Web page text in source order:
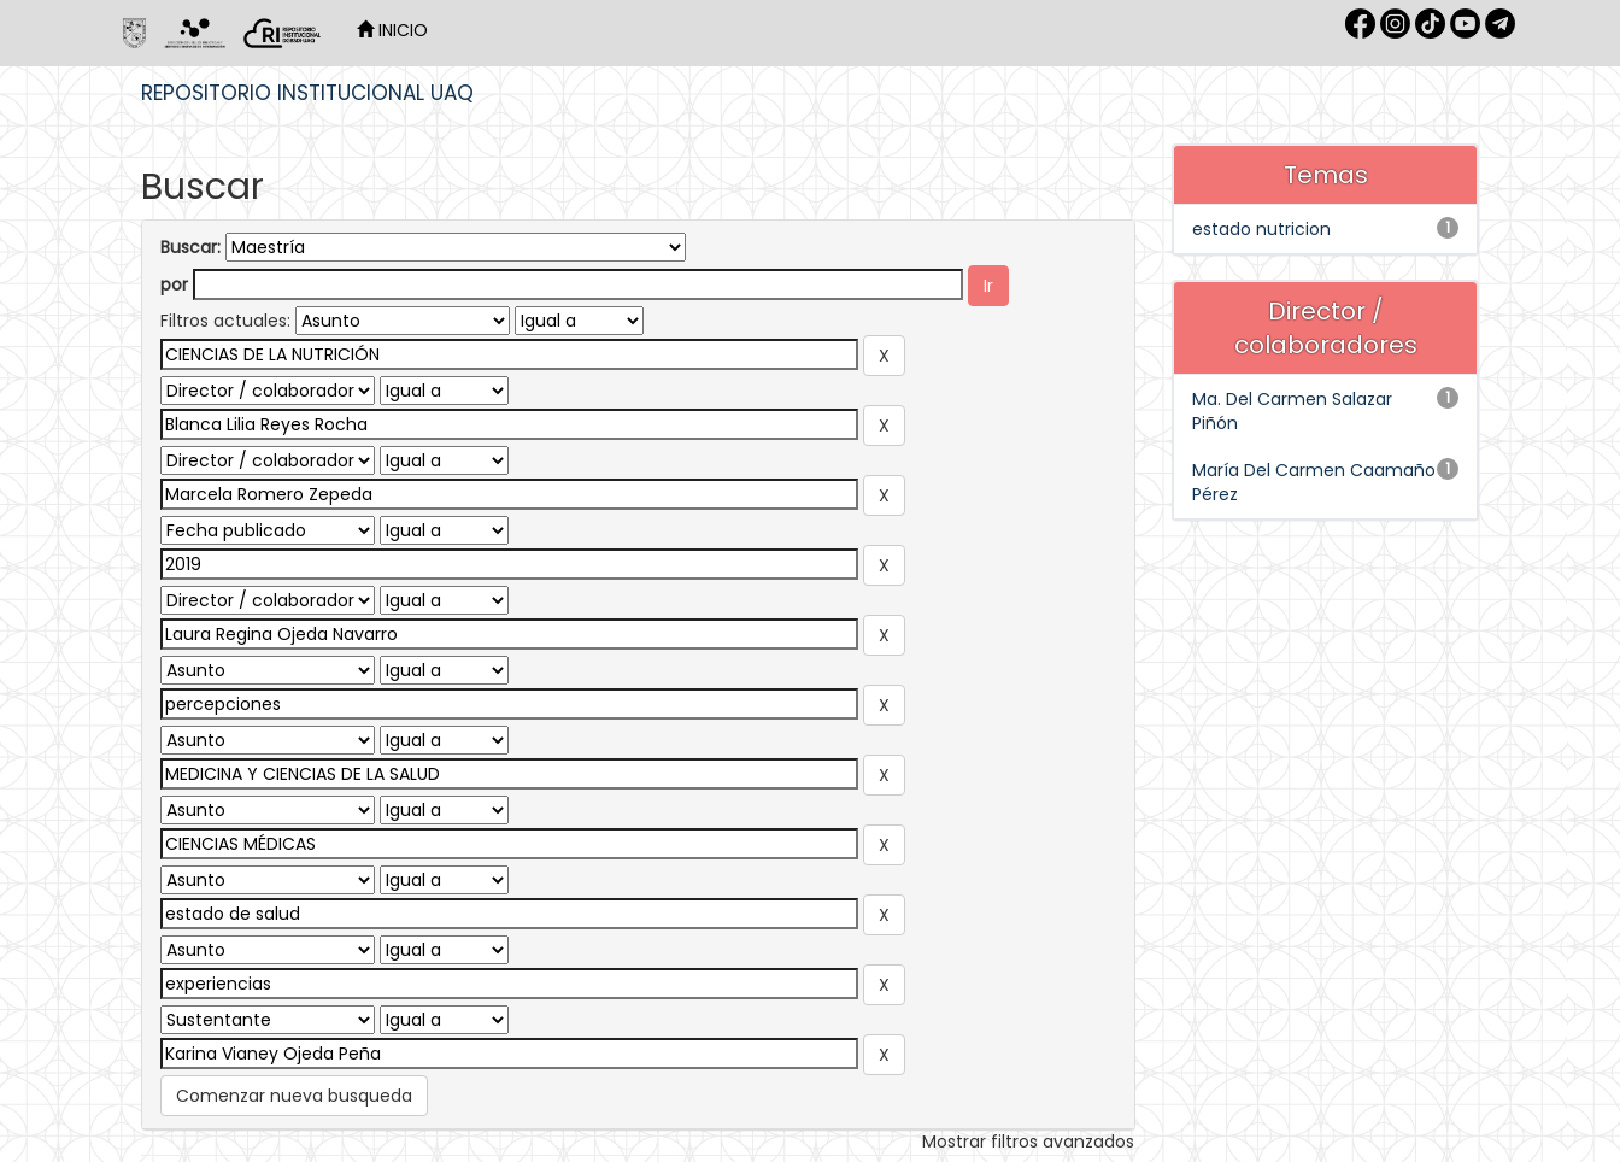
INICIO
REPOSITORIO INSTITUCIONAL UAQ
Buscar
Buscar:
por
Filtros actuales:
Comenzar nueva busqueda
Mostrar filtros avanzados
Temas
1
estado nutricion
Director /
colaboradores
1
Ma. Del Carmen Salazar
Piñón
1
María Del Carmen Caamaño
Pérez